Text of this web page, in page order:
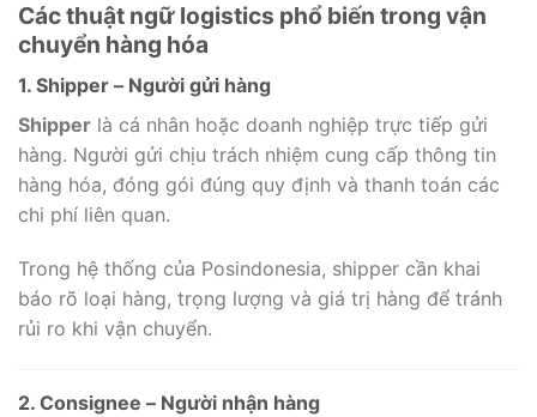
Các thuật ngữ logistics phổ biến trong vận
chuyển hàng hóa
1. Shipper – Người gửi hàng
Shipper là cá nhân hoặc doanh nghiệp trực tiếp gửi
hàng. Người gửi chịu trách nhiệm cung cấp thông tin
hàng hóa, đóng gói đúng quy định và thanh toán các
chi phí liên quan.
Trong hệ thống của Posindonesia, shipper cần khai
báo rõ loại hàng, trọng lượng và giá trị hàng để tránh
rủi ro khi vận chuyển.
2. Consignee – Người nhận hàng